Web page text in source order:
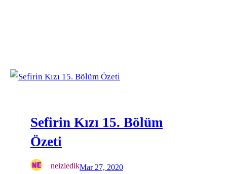
Sefirin Kızı 15. Bölüm
Özeti
neizledikMar 27, 2020